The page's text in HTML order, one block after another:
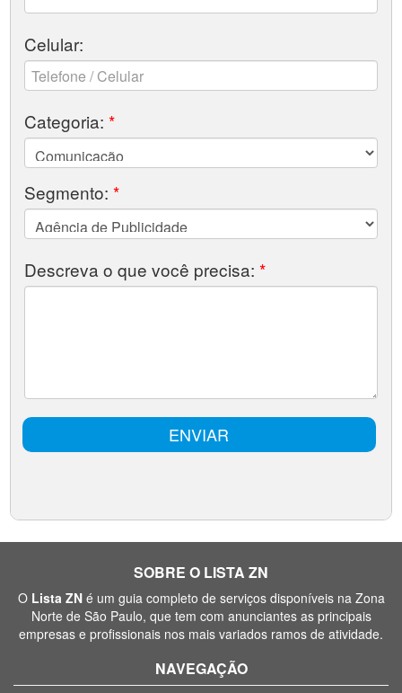
SOBRE O LISTA ZN
O Lista ZNé um guia completo de serviços disponíveis na Zona
Norte de São Paulo, que tem com anunciantes as principais
empresas e profissionais nos mais variados ramos de atividade.
NAVEGAÇÃO